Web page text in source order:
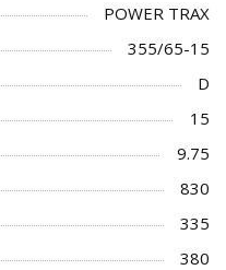
POWER TRAX
355/65-15
D
15
9.75
830
335
380